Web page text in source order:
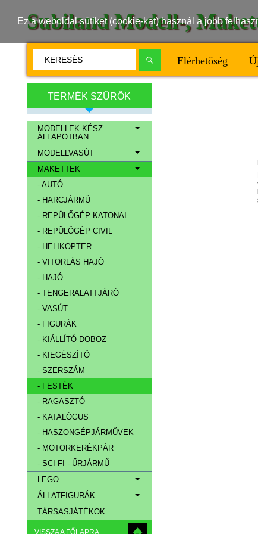
Ez a weboldal sütiket (cookie-kat) használ a jobb
Subiland Modell-,
Elérhetőség
TERMÉK SZŰRŐK
MODELLEK KÉSZ
ÁLLAPOTBAN
MODELLVASÚT
MAKETTEK
- AUTÓ
- HARCJÁRMŰ
- REPÜLŐGÉP KATONAI
- REPÜLŐGÉP CIVIL
- HELIKOPTER
- VITORLÁS HAJÓ
- HAJÓ
- TENGERALATTJÁRÓ
- VASÚT
- FIGURÁK
- KIÁLLÍTÓ DOBOZ
- KIEGÉSZÍTŐ
- SZERSZÁM
- FESTÉK
- RAGASZTÓ
- KATALÓGUS
- HASZONGÉPJÁRMŰVEK
- MOTORKERÉKPÁR
- SCI-FI - ŰRJÁRMŰ
LEGO
ÁLLATFIGURÁK
TÁRSASJÁTÉKOK
VISSZA A FŐLAPRA